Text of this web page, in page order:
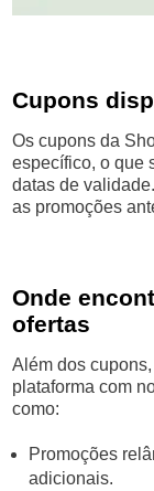
Cupons
Os cupons da
específico, o que
datas de
as promoções
Onde
ofertas
Além dos
plataforma com
como:
Promoções
adicionais.